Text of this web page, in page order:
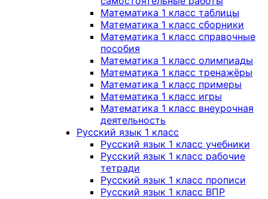
Математика 1 класс таблицы
Математика 1 класс сборники
Математика 1 класс справочные
пособия
Математика 1 класс олимпиады
Математика 1 класс тренажёры
Математика 1 класс примеры
Математика 1 класс игры
Математика 1 класс внеурочная
деятельность
Русский язык 1 класс
Русский язык 1 класс учебники
Русский язык 1 класс рабочие
тетради
Русский язык 1 класс прописи
Русский язык 1 класс ВПР